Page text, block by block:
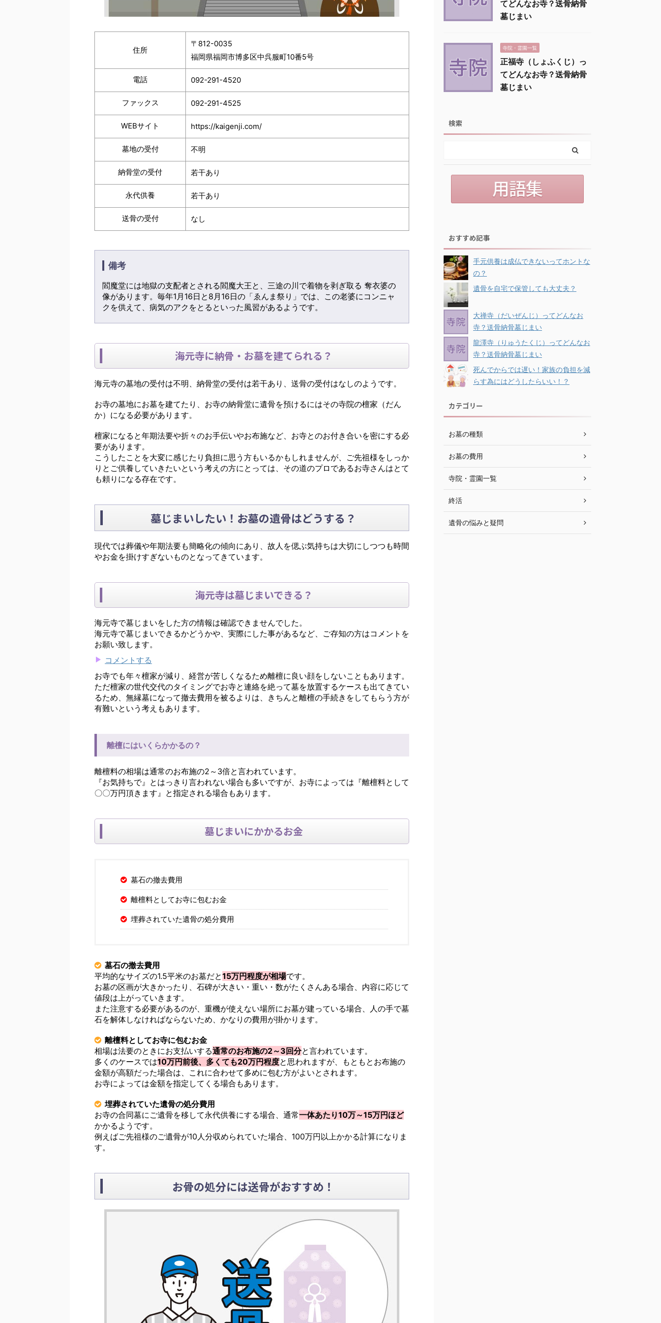
住所
〒812-0035
福岡県福岡市博多区中呉服町10番5号
電話 092-291-4520
ファックス 092-291-4525
WEBサイト https://kaigenji.com/
墓地の受付 不明
納骨堂の受付 若干あり
永代供養 若干あり
送骨の受付 なし
備考
閻魔堂には地獄の支配者とされる閻魔大王と、三途の川で着物を剥ぎ取る 奪衣婆の
像があります。毎年1月16日と8月16日の「ゑんま祭り」では、この老婆にコンニャ
クを供えて、病気のアクをとるといった風習があるようです。
海元寺に納骨・お墓を建てられる？
海元寺の墓地の受付は不明、納骨堂の受付は若干あり、送骨の受付はなしのようです。
お寺の墓地にお墓を建てたり、お寺の納骨堂に遺骨を預けるにはその寺院の檀家（だん
か）になる必要があります。
檀家になると年期法要や折々のお手伝いやお布施など、お寺とのお付き合いを密にする必
要があります。
こうしたことを大変に感じたり負担に思う方もいるかもしれませんが、ご先祖様をしっか
りとご供養していきたいという考えの方にとっては、その道のプロであるお寺さんはとて
も頼りになる存在です。
墓じまいしたい！お墓の遺骨はどうする？
現代では葬儀や年期法要も簡略化の傾向にあり、故人を偲ぶ気持ちは大切にしつつも時間
やお金を掛けすぎないものとなってきています。
海元寺は墓じまいできる？
海元寺で墓じまいをした方の情報は確認できませんでした。
海元寺で墓じまいできるかどうかや、実際にした事があるなど、ご存知の方はコメントを
お願い致します。
コメントする
お寺でも年々檀家が減り、経営が苦しくなるため離檀に良い顔をしないこともあります。
ただ檀家の世代交代のタイミングでお寺と連絡を絶って墓を放置するケースも出てきてい
るため、無縁墓になって撤去費用を被るよりは、きちんと離檀の手続きをしてもらう方が
有難いという考えもあります。
離檀にはいくらかかるの？
離檀料の相場は通常のお布施の2～3倍と言われています。
『お気持ちで』とはっきり言われない場合も多いですが、お寺によっては『離檀料として
〇〇万円頂きます』と指定される場合もあります。
墓じまいにかかるお金
墓石の撤去費用
離檀料としてお寺に包むお金
埋葬されていた遺骨の処分費用
墓石の撤去費用
平均的なサイズの1.5平米のお墓だと15万円程度が相場です。
お墓の区画が大きかったり、石碑が大きい・重い・数がたくさんある場合、内容に応じて
値段は上がっていきます。
また注意する必要があるのが、重機が使えない場所にお墓が建っている場合、人の手で墓
石を解体しなければならないため、かなりの費用が掛かります。
離檀料としてお寺に包むお金
相場は法要のときにお支払いする通常のお布施の2～3回分と言われています。
多くのケースでは10万円前後、多くても20万円程度と思われますが、もともとお布施の
金額が高額だった場合は、これに合わせて多めに包む方がよいとされます。
お寺によっては金額を指定してくる場合もあります。
埋葬されていた遺骨の処分費用
お寺の合同墓にご遺骨を移して永代供養にする場合、通常一体あたり10万～15万円ほど
かかるようです。
例えばご先祖様のご遺骨が10人分収められていた場合、100万円以上かかる計算になりま
す。
お骨の処分には送骨がおすすめ！
てどんなお寺？送骨納骨
墓じまい
寺院・霊園一覧
正福寺（しょふくじ）っ
てどんなお寺？送骨納骨
墓じまい
検索
おすすめ記事
手元供養は成仏できないってホントな
の？
遺骨を自宅で保管しても大丈夫？
大禅寺（だいぜんじ）ってどんなお
寺？送骨納骨墓じまい
龍澤寺（りゅうたくじ）ってどんなお
寺？送骨納骨墓じまい
死んでからでは遅い！家族の負担を減
らす為にはどうしたらいい！？
カテゴリー
お墓の種類
お墓の費用
寺院・霊園一覧
終活
遺骨の悩みと疑問